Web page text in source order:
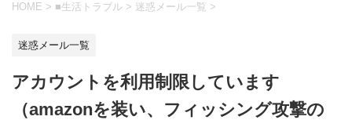
HOME > ■生活トラブル > 迷惑メール一覧 >
迷惑メール一覧
アカウントを利用制限しています
（amazonを装い、フィッシング攻撃の